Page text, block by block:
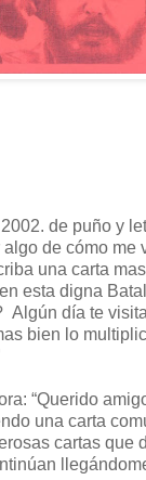
de puño y
de cómo me
una carta
esta digna
Algún día te
bien lo
“Querido
una carta
cartas que